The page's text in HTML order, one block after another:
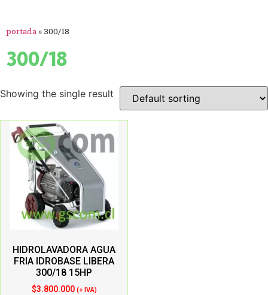
portada » 300/18
300/18
Showing the single result
HIDROLAVADORA AGUA
FRIA IDROBASE LIBERA
300/18 15HP
$3.800.000 (+ IVA)